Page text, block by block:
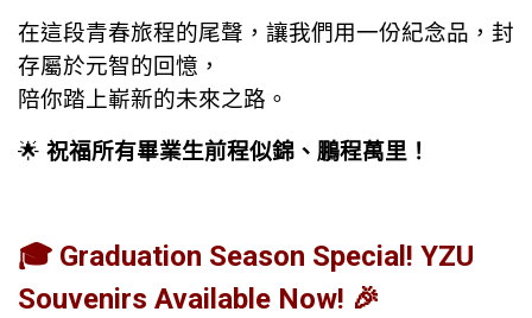
在這段青春旅程的尾聲，讓我們用一份紀念品，封
存屬於元智的回憶，
陪你踏上嶄新的未來之路。
🌟 祝福所有畢業生前程似錦、鵬程萬里！
🎓 Graduation Season Special! YZU
Souvenirs Available Now! 🎉